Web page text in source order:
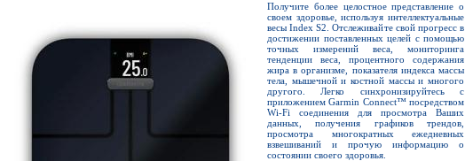
Получите более целостное представление о
своем здоровье, используя интеллектуальные
весы Index S2. Отслеживайте свой прогресс в
достижении поставленных целей с помощью
точных измерений веса, мониторинга
тенденции веса, процентного содержания
жира в организме, показателя индекса массы
тела, мышечной и костной массы и многого
другого. Легко синхронизируйтесь с
приложением Garmin Connect™ посредством
Wi-Fi соединения для просмотра Ваших
данных, получения графиков трендов,
просмотра многократных ежедневных
взвешиваний и прочую информацию о
состоянии своего здоровья.